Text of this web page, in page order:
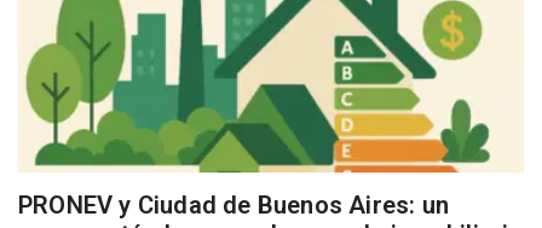
PRONEV y Ciudad de Buenos Aires: un